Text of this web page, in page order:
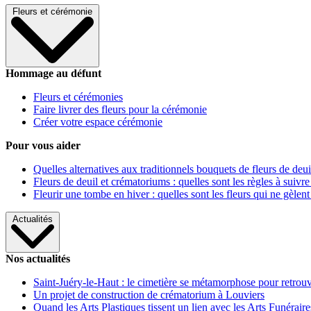
Fleurs et cérémonie
Hommage au défunt
Fleurs et cérémonies
Faire livrer des fleurs pour la cérémonie
Créer votre espace cérémonie
Pour vous aider
Quelles alternatives aux traditionnels bouquets de fleurs de
Fleurs de deuil et crématoriums : quelles sont les règles à
Fleurir une tombe en hiver : quelles sont les fleurs qui ne gèlent
Actualités
Nos actualités
Saint-Juéry-le-Haut : le cimetière se métamorphose pour
Un projet de construction de crématorium à Louviers
Quand les Arts Plastiques tissent un lien avec les Arts